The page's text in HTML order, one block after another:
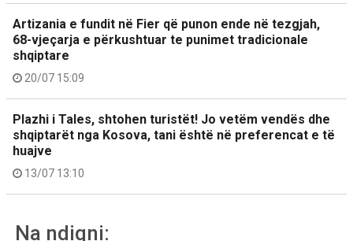
Artizania e fundit në Fier që punon ende në tezgjah,
68-vjeçarja e përkushtuar te punimet tradicionale
shqiptare
20/07 15:09
Plazhi i Tales, shtohen turistët! Jo vetëm vendës dhe
shqiptarët nga Kosova, tani është në preferencat e të
huajve
13/07 13:10
Na ndiqni: